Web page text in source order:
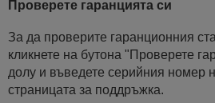
Проверете гаранцията си
За да проверите гаранционния
кликнете на бутона "Проверете
долу и въведете серийния номер
страницата за поддръжка.